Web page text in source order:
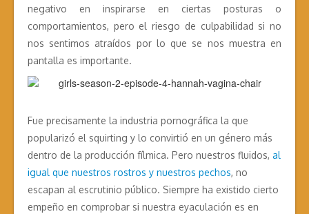
negativo en inspirarse en ciertas posturas o
comportamientos, pero el riesgo de culpabilidad si no
nos sentimos atraídos por lo que se nos muestra en
pantalla es importante.
Fue precisamente la industria pornográfica la que
popularizó el squirting y lo convirtió en un género más
dentro de la producción fílmica. Pero nuestros fluidos, al
igual que nuestros rostros y nuestros pechos, no
escapan al escrutinio público. Siempre ha existido cierto
empeño en comprobar si nuestra eyaculación es en